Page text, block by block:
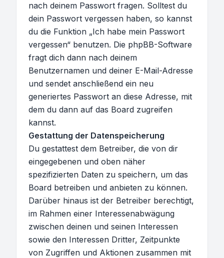
nach deinem Passwort fragen. Solltest du
dein Passwort vergessen haben, so kannst
du die Funktion „Ich habe mein Passwort
vergessen“ benutzen. Die phpBB-Software
fragt dich dann nach deinem
Benutzernamen und deiner E-Mail-Adresse
und sendet anschließend ein neu
generiertes Passwort an diese Adresse, mit
dem du dann auf das Board zugreifen
kannst.
Gestattung der Datenspeicherung
Du gestattest dem Betreiber, die von dir
eingegebenen und oben näher
spezifizierten Daten zu speichern, um das
Board betreiben und anbieten zu können.
Darüber hinaus ist der Betreiber berechtigt,
im Rahmen einer Interessenabwägung
zwischen deinen und seinen Interessen
sowie den Interessen Dritter, Zeitpunkte
von Zugriffen und Aktionen zusammen mit